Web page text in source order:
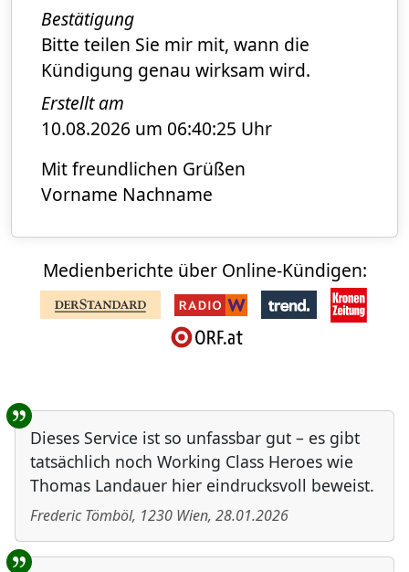
Bestätigung
Bitte teilen Sie mir mit, wann die
Kündigung genau wirksam wird.
Erstellt am
10.08.2026 um 06:40:25 Uhr
Mit freundlichen Grüßen
Vorname Nachname
Medienberichte über Online-Kündigen:
Benutzer-Rückmeldungen
Dieses Service ist so unfassbar gut – es gibt
tatsächlich noch Working Class Heroes wie
Thomas Landauer hier eindrucksvoll beweist.
Frederic Tömböl, 1230 Wien, 28.01.2026